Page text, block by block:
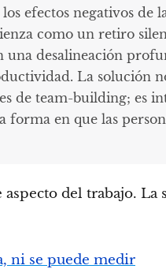
efectos negativos de
como un retiro
desalineación
La solución
de team-building; es
forma en que las
del trabajo. La
ni se puede medir